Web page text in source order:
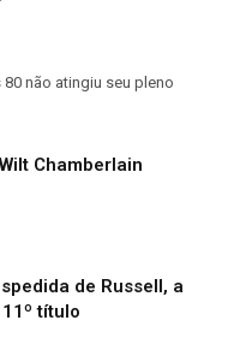
não atingiu seu pleno
Chamberlain
de Russell, a
título